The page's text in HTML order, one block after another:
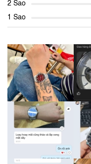
2 Sao
1 Sao